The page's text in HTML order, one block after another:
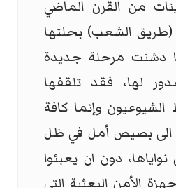
من القرن الماضي
(طريق الشعب) بحلتها
دشنت مرحلة جديدة
لها، فقد تلقفها
وإنما كافة
الى بصيص أمل في ظل
دون ان يعبئوا
الأمن البعثية التي